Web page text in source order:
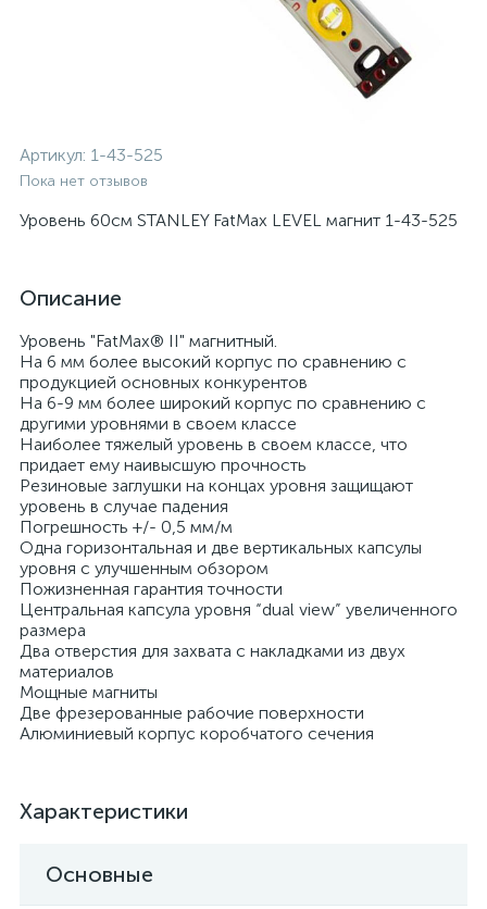
Артикул: 1-43-525
Пока нет отзывов
Уровень 60см STANLEY FatMax LEVEL магнит 1-43-525
Описание
Уровень "FatMax® II" магнитный.
На 6 мм более высокий корпус по сравнению с
продукцией основных конкурентов
На 6-9 мм более широкий корпус по сравнению с
другими уровнями в своем классе
Наиболее тяжелый уровень в своем классе, что
придает ему наивысшую прочность
Резиновые заглушки на концах уровня защищают
уровень в случае падения
Погрешность +/- 0,5 мм/м
Одна горизонтальная и две вертикальных капсулы
уровня с улучшенным обзором
Пожизненная гарантия точности
Центральная капсула уровня “dual view” увеличенного
размера
Два отверстия для захвата с накладками из двух
материалов
Мощные магниты
Две фрезерованные рабочие поверхности
Алюминиевый корпус коробчатого сечения
Характеристики
Основные